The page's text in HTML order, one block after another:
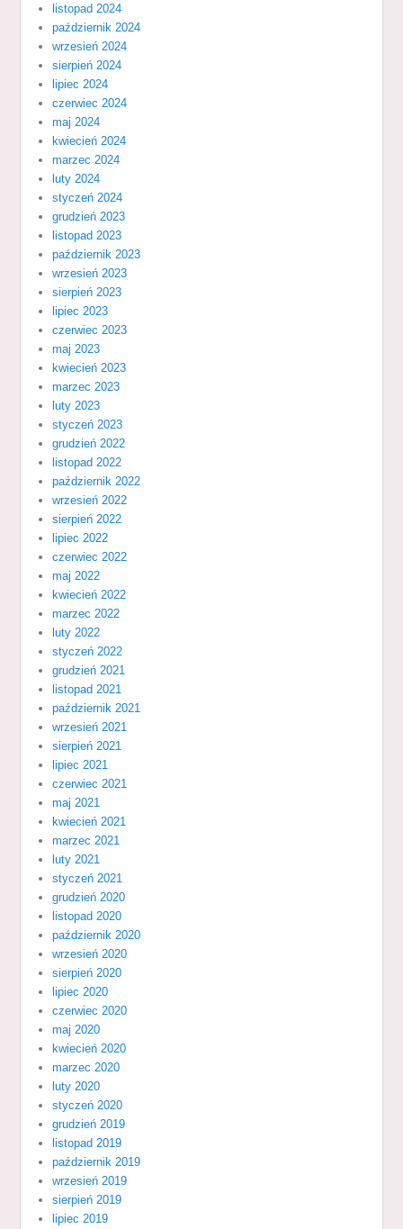
listopad 2024
październik 2024
wrzesień 2024
sierpień 2024
lipiec 2024
czerwiec 2024
maj 2024
kwiecień 2024
marzec 2024
luty 2024
styczeń 2024
grudzień 2023
listopad 2023
październik 2023
wrzesień 2023
sierpień 2023
lipiec 2023
czerwiec 2023
maj 2023
kwiecień 2023
marzec 2023
luty 2023
styczeń 2023
grudzień 2022
listopad 2022
październik 2022
wrzesień 2022
sierpień 2022
lipiec 2022
czerwiec 2022
maj 2022
kwiecień 2022
marzec 2022
luty 2022
styczeń 2022
grudzień 2021
listopad 2021
październik 2021
wrzesień 2021
sierpień 2021
lipiec 2021
czerwiec 2021
maj 2021
kwiecień 2021
marzec 2021
luty 2021
styczeń 2021
grudzień 2020
listopad 2020
październik 2020
wrzesień 2020
sierpień 2020
lipiec 2020
czerwiec 2020
maj 2020
kwiecień 2020
marzec 2020
luty 2020
styczeń 2020
grudzień 2019
listopad 2019
październik 2019
wrzesień 2019
sierpień 2019
lipiec 2019